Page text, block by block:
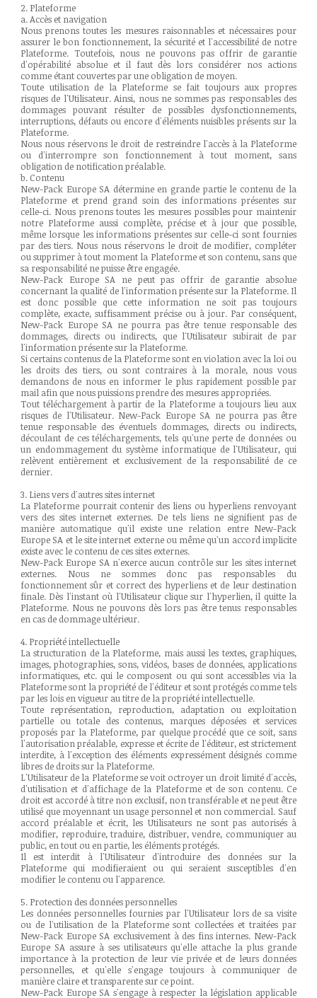
2. Plateforme
a. Accès et navigation
Nous prenons toutes les mesures raisonnables et nécessaires pour
assurer le bon fonctionnement, la sécurité et l'accessibilité de notre
Plateforme. Toutefois, nous ne pouvons pas offrir de garantie
d'opérabilité absolue et il faut dès lors considérer nos actions
comme étant couvertes par une obligation de moyen.
Toute utilisation de la Plateforme se fait toujours aux propres
risques de l'Utilisateur. Ainsi, nous ne sommes pas responsables des
dommages pouvant résulter de possibles dysfonctionnements,
interruptions, défauts ou encore d'éléments nuisibles présents sur la
Plateforme.
Nous nous réservons le droit de restreindre l'accès à la Plateforme
ou d'interrompre son fonctionnement à tout moment, sans
obligation de notification préalable.
b. Contenu
New-Pack Europe SA détermine en grande partie le contenu de la
Plateforme et prend grand soin des informations présentes sur
celle-ci. Nous prenons toutes les mesures possibles pour maintenir
notre Plateforme aussi complète, précise et à jour que possible,
même lorsque les informations présentes sur celle-ci sont fournies
par des tiers. Nous nous réservons le droit de modifier, compléter
ou supprimer à tout moment la Plateforme et son contenu, sans que
sa responsabilité ne puisse être engagée.
New-Pack Europe SA ne peut pas offrir de garantie absolue
concernant la qualité de l'information présente sur la Plateforme. Il
est donc possible que cette information ne soit pas toujours
complète, exacte, suffisamment précise ou à jour. Par conséquent,
New-Pack Europe SA ne pourra pas être tenue responsable des
dommages, directs ou indirects, que l'Utilisateur subirait de par
l'information présente sur la Plateforme.
Si certains contenus de la Plateforme sont en violation avec la loi ou
les droits des tiers, ou sont contraires à la morale, nous vous
demandons de nous en informer le plus rapidement possible par
mail afin que nous puissions prendre des mesures appropriées.
Tout téléchargement à partir de la Plateforme a toujours lieu aux
risques de l'Utilisateur. New-Pack Europe SA ne pourra pas être
tenue responsable des éventuels dommages, directs ou indirects,
découlant de ces téléchargements, tels qu'une perte de données ou
un endommagement du système informatique de l'Utilisateur, qui
relèvent entièrement et exclusivement de la responsabilité de ce
dernier.
3. Liens vers d'autres sites internet
La Plateforme pourrait contenir des liens ou hyperliens renvoyant
vers des sites internet externes. De tels liens ne signifient pas de
manière automatique qu'il existe une relation entre New-Pack
Europe SA et le site internet externe ou même qu'un accord implicite
existe avec le contenu de ces sites externes.
New-Pack Europe SA n'exerce aucun contrôle sur les sites internet
externes. Nous ne sommes donc pas responsables du
fonctionnement sûr et correct des hyperliens et de leur destination
finale. Dès l'instant où l'Utilisateur clique sur l'hyperlien, il quitte la
Plateforme. Nous ne pouvons dès lors pas être tenus responsables
en cas de dommage ultérieur.
4. Propriété intellectuelle
La structuration de la Plateforme, mais aussi les textes, graphiques,
images, photographies, sons, vidéos, bases de données, applications
informatiques, etc. qui le composent ou qui sont accessibles via la
Plateforme sont la propriété de l'éditeur et sont protégés comme tels
par les lois en vigueur au titre de la propriété intellectuelle.
Toute représentation, reproduction, adaptation ou exploitation
partielle ou totale des contenus, marques déposées et services
proposés par la Plateforme, par quelque procédé que ce soit, sans
l'autorisation préalable, expresse et écrite de l'éditeur, est strictement
interdite, à l'exception des éléments expressément désignés comme
libres de droits sur la Plateforme.
L'Utilisateur de la Plateforme se voit octroyer un droit limité d'accès,
d'utilisation et d'affichage de la Plateforme et de son contenu. Ce
droit est accordé à titre non exclusif, non transférable et ne peut être
utilisé que moyennant un usage personnel et non commercial. Sauf
accord préalable et écrit, les Utilisateurs ne sont pas autorisés à
modifier, reproduire, traduire, distribuer, vendre, communiquer au
public, en tout ou en partie, les éléments protégés.
Il est interdit à l'Utilisateur d'introduire des données sur la
Plateforme qui modifieraient ou qui seraient susceptibles d'en
modifier le contenu ou l'apparence.
5. Protection des données personnelles
Les données personnelles fournies par l'Utilisateur lors de sa visite
ou de l'utilisation de la Plateforme sont collectées et traitées par
New-Pack Europe SA exclusivement à des fins internes. New-Pack
Europe SA assure à ses utilisateurs qu'elle attache la plus grande
importance à la protection de leur vie privée et de leurs données
personnelles, et qu'elle s'engage toujours à communiquer de
manière claire et transparente sur ce point.
New-Pack Europe SA s'engage à respecter la législation applicable